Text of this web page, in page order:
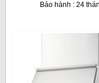
Bảo hành : 24